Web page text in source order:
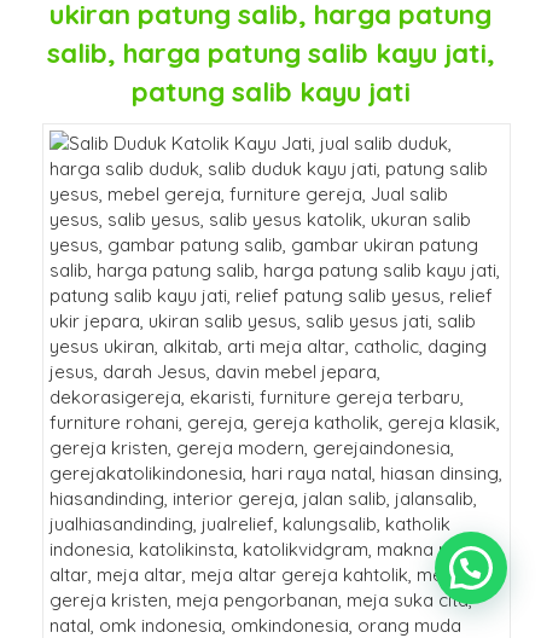
ukiran patung salib, harga patung
salib, harga patung salib kayu jati,
patung salib kayu jati